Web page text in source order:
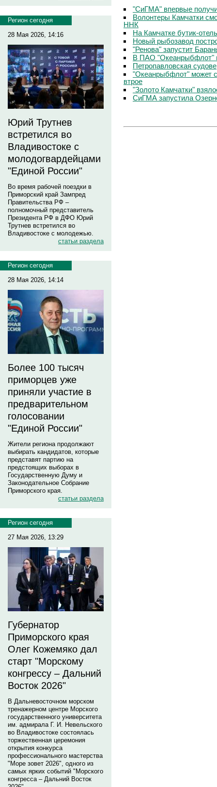
Регион сегодня
28 Мая 2026, 14:16
Юрий Трутнев
встретился во
Владивостоке с
молодогвардейцами
"Единой России"
Во время рабочей поездки в
Приморский край Зампред
Правительства РФ –
полномочный представитель
Президента РФ в ДФО Юрий
Трутнев встретился во
Владивостоке с молодежью.
статьи раздела
Регион сегодня
28 Мая 2026, 14:14
Более 100 тысяч
приморцев уже
приняли участие в
предварительном
голосовании
"Единой России"
Жители региона продолжают
выбирать кандидатов, которые
представят партию на
предстоящих выборах в
Государственную Думу и
Законодательное Собрание
Приморского края.
статьи раздела
Регион сегодня
27 Мая 2026, 13:29
Губернатор
Приморского края
Олег Кожемяко дал
старт "Морскому
конгрессу – Дальний
Восток 2026"
В Дальневосточном морском
тренажерном центре Морского
государственного университета
им. адмирала Г. И. Невельского
во Владивостоке состоялась
торжественная церемония
открытия конкурса
профессионального мастерства
"Море зовет 2026", одного из
самых ярких событий "Морского
конгресса – Дальний Восток
"СиГМА" впервые
Волонтеры Камчатки
ННК
На Камчатке бутик-
Новый рыбозавод
"Ренова" запустит
В ПАО "Океанрыбфлот"
Петропавловская
"Океанрыбфлот" может
втрое
"Золото Камчатки"
СиГМА запустила